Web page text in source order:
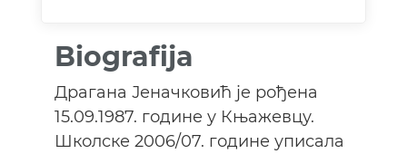
Biografija
Драгана Јеначковић je рођена
15.09.1987. године у Књажевцу.
Школске 2006/07. године уписала